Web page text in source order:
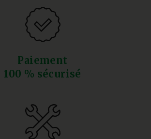
Paiement
100 % sécurisé